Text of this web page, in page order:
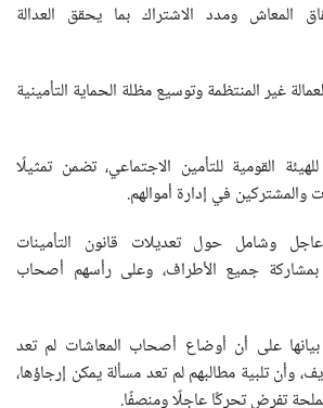
المعاش ومدد الاشتراك بما يحقق العدالة
غير المنتظمة وتوسيع مظلة الحماية التأمينية
القومية للتأمين الاجتماعي، تضمن تمثيلًا
في إدارة أموالهم.
وشامل حول تعديلات قانون التأمينات
بمشاركة جميع الأطراف، وعلى رأسهم أصحاب
على أن أوضاع أصحاب المعاشات لم تعد
وأن تلبية مطالبهم لم تعد مسألة يمكن إرجاؤها،
تفرض تحركًا عاجلًا ومنصفًا.